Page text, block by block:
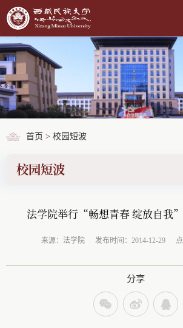
首页 > 校园短波
校园短波
法学院举行“畅想青春 绽放自我
来源：法学院 发布时间：2014-12-29
分享